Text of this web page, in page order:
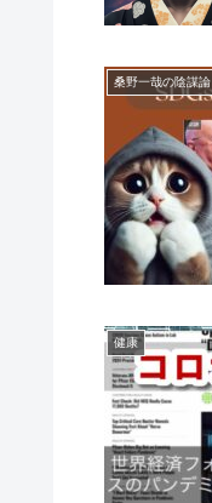
桑野一哉の陰謀論
健康